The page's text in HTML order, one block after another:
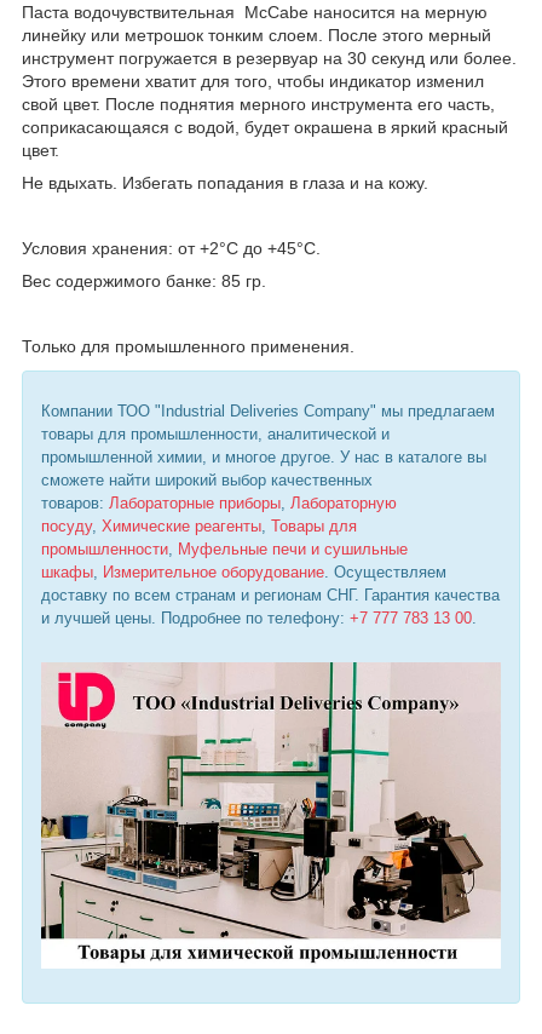
Паста водочувствительная McCabe наносится на мерную
линейку или метрошок тонким слоем. После этого мерный
инструмент погружается в резервуар на 30 секунд или более.
Этого времени хватит для того, чтобы индикатор изменил
свой цвет. После поднятия мерного инструмента его часть,
соприкасающаяся с водой, будет окрашена в яркий красный
цвет.
Не вдыхать. Избегать попадания в глаза и на кожу.
Условия хранения: от +2°С до +45°С.
Вес содержимого банке: 85 гр.
Только для промышленного применения.
Компании ТОО "Industrial Deliveries Company" мы предлагаем
товары для промышленности, аналитической и
промышленной химии, и многое другое. У нас в каталоге вы
сможете найти широкий выбор качественных
товаров: Лабораторные приборы Лабораторную
посуду, Химические реагенты Товары для
промышленности
Муфельные печи и сушильные
шкафы
Измерительное оборудование . Осуществляем
доставку по всем странам и регионам СНГ. Гарантия качества
и лучшей цены. Подробнее по телефону: +7 777 783 13 00